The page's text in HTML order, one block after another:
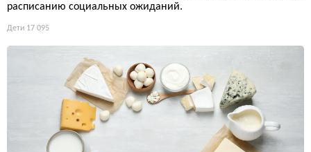
расписанию социальных ожиданий.
Дети 17 095